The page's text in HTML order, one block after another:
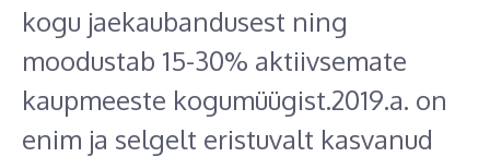
kogu jaekaubandusest ning
moodustab 15-30% aktiivsemate
kaupmeeste kogumüügist.2019.a. on
enim ja selgelt eristuvalt kasvanud